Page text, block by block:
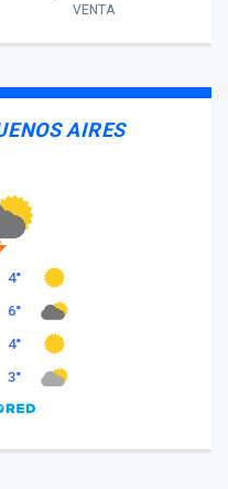
VENTA
AIRES